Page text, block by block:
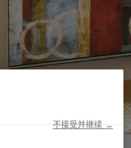
不接受并继续 →